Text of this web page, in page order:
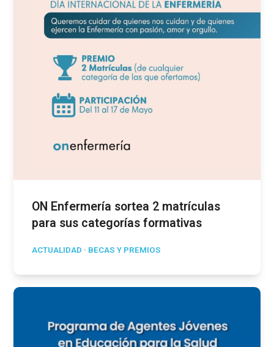
ON Enfermería sortea 2 matrículas
para sus categorías formativas
ACTUALIDAD · BECAS Y PREMIOS